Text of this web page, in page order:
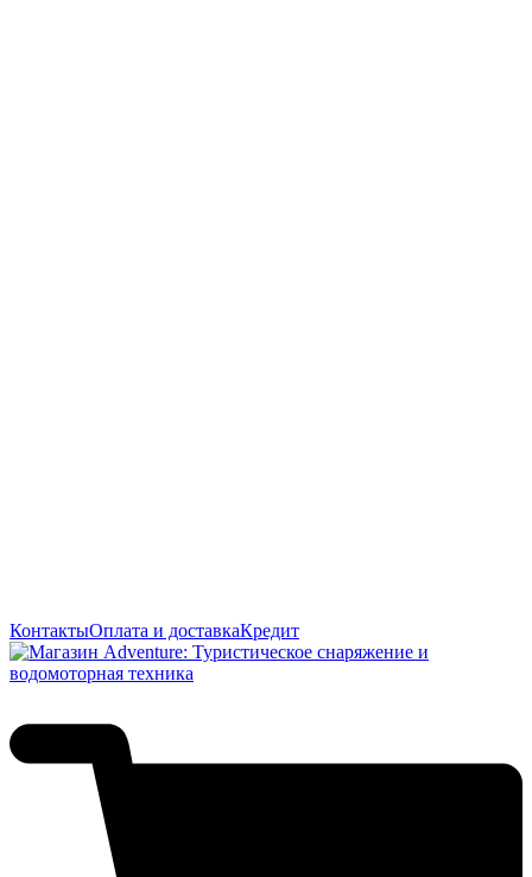
КонтактыОплата и доставкаКредит